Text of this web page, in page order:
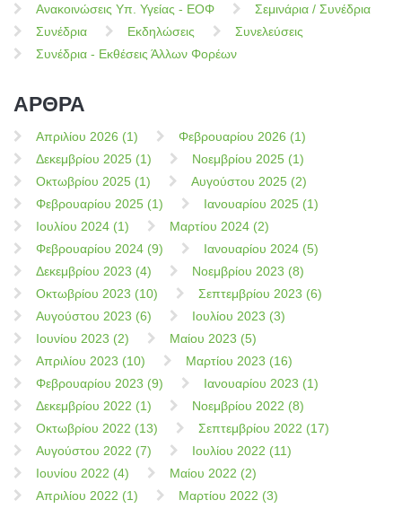
Ανακοινώσεις Υπ. Υγείας - ΕΟΦ
Σεμινάρια / Συνέδρια
Συνέδρια
Εκδηλώσεις
Συνελεύσεις
Συνέδρια - Εκθέσεις Άλλων Φορέων
ΑΡΘΡΑ
Απριλίου 2026 (1)
Φεβρουαρίου 2026 (1)
Δεκεμβρίου 2025 (1)
Νοεμβρίου 2025 (1)
Οκτωβρίου 2025 (1)
Αυγούστου 2025 (2)
Φεβρουαρίου 2025 (1)
Ιανουαρίου 2025 (1)
Ιουλίου 2024 (1)
Μαρτίου 2024 (2)
Φεβρουαρίου 2024 (9)
Ιανουαρίου 2024 (5)
Δεκεμβρίου 2023 (4)
Νοεμβρίου 2023 (8)
Οκτωβρίου 2023 (10)
Σεπτεμβρίου 2023 (6)
Αυγούστου 2023 (6)
Ιουλίου 2023 (3)
Ιουνίου 2023 (2)
Μαίου 2023 (5)
Απριλίου 2023 (10)
Μαρτίου 2023 (16)
Φεβρουαρίου 2023 (9)
Ιανουαρίου 2023 (1)
Δεκεμβρίου 2022 (1)
Νοεμβρίου 2022 (8)
Οκτωβρίου 2022 (13)
Σεπτεμβρίου 2022 (17)
Αυγούστου 2022 (7)
Ιουλίου 2022 (11)
Ιουνίου 2022 (4)
Μαίου 2022 (2)
Απριλίου 2022 (1)
Μαρτίου 2022 (3)